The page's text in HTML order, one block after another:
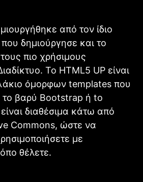
από τον ίδιο
δημιούργησε και το
πιο χρήσιμους
Το HTML5 UP είναι
όμορφων templates που
το βαρύ Bootstrap ή to
διαθέσιμα κάτω από
Commons, ώστε να
με
θέλετε.